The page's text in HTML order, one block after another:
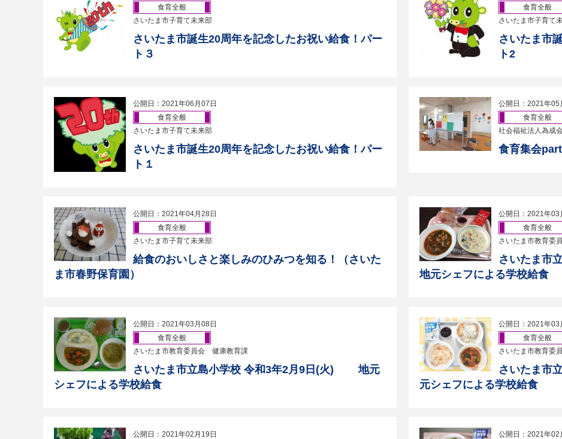
食育全般
さいたま市子育て未来部
さいたま市誕生20周年を記念したお祝い給食！パー
ト３
食育全般
さいたま市子育て
さいたま市
ト2
公開日：2021年06月07日
食育全般
さいたま市子育て未来部
さいたま市誕生20周年を記念したお祝い給食！パー
ト１
公開日：2021年05
食育全般
社会福祉法人為成
食育集会
公開日：2021年04月28日
食育全般
さいたま市子育て未来部
給食のおいしさと楽しみのひみつを知る！（さいた
ま市春野保育園）
公開日：2021年03
食育全般
さいたま市教育委
さいたま市
地元シェフによる学校給食
公開日：2021年03月08日
食育全般
さいたま市教育委員会 健康教育課
さいたま市立島小学校 令和3年2月9日(火) 地元
シェフによる学校給食
公開日：2021年03
食育全般
さいたま市教育委
さいたま市
元シェフによる学校給食
公開日：2021年02月19日
公開日：2021年02